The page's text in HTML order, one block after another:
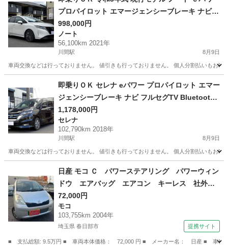
プロパイロット エマージェンシーブレーキ ナビ
フルセグTV Bluetooth アラウンドビューモニター
コーナーソナー インテリキー LEDライト LEDフ
ォグ ETC2.0
998,000円
ノート
56,100km 2021年
川間駅 8月9日
車両交換などは行っておりません。 値引きも行っておりません。 個人分割払いも
川間駅 ノート 車両
即乗りＯＫ セレナ eパワー プロパイロット エマー
ジェンシーブレーキ ナビ フルセグTV Bluetooth
フリップダウンモニター アラウンドビューモニタ
ー 両側パワスラ インテリキー シートヒーター LE
Dライト ETC ドラレコ
1,178,000円
セレナ
102,790km 2018年
川間駅 8月9日
車両交換などは行っておりません。 値引きも行っておりません。 個人分割払いもお
川間駅 セレナ
日産 モコ Ｃ パワーステアリング パワーウィン
ドウ エアバッグ エアコン キーレス 社外ナ
ビ ＣＤ ＤＶＤ ＥＴＣ 社外ＡＷ （検9.12）
72,000円
モコ
103,755km 2004年
埼玉県 春日部市 提携サイト
■ 支払総額: 9.5万円 ■ 車両本体価格： 72,000 円 ■ メーカー名： 日産 ■ 車